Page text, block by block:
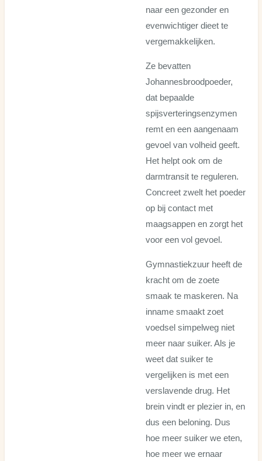
naar een gezonder en
evenwichtiger dieet te
vergemakkelijken.
Ze bevatten
Johannesbroodpoeder,
dat bepaalde
spijsverteringsenzymen
remt en een aangenaam
gevoel van volheid geeft.
Het helpt ook om de
darmtransit te reguleren.
Concreet zwelt het poeder
op bij contact met
maagsappen en zorgt het
voor een vol gevoel.
Gymnastiekzuur heeft de
kracht om de zoete
smaak te maskeren. Na
inname smaakt zoet
voedsel simpelweg niet
meer naar suiker. Als je
weet dat suiker te
vergelijken is met een
verslavende drug. Het
brein vindt er plezier in, en
dus een beloning. Dus
hoe meer suiker we eten,
hoe meer we ernaar